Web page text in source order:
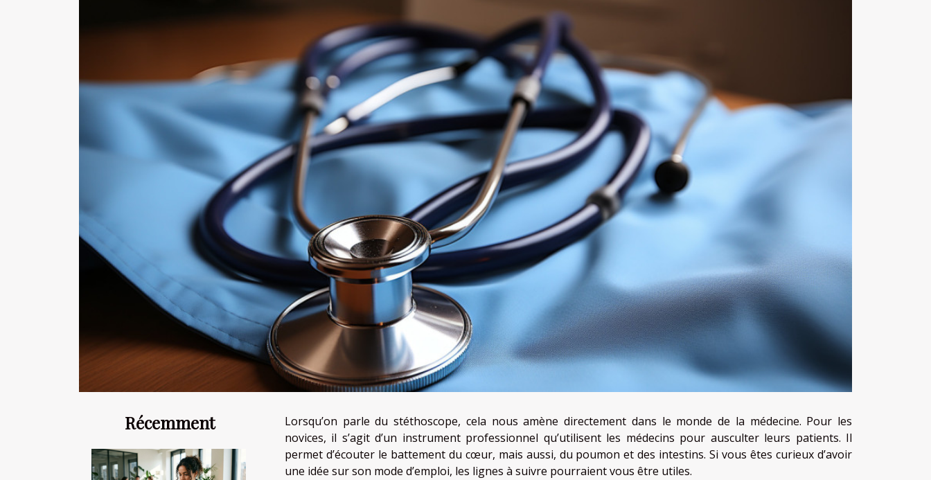
Récemment
Lorsqu’on parle du stéthoscope, cela nous amène directement dans le monde de la médecine. Pour les
novices, il s’agit d’un instrument professionnel qu’utilisent les médecins pour ausculter leurs patients. Il
permet d’écouter le battement du cœur, mais aussi, du poumon et des intestins. Si vous êtes curieux d’avoir
une idée sur son mode d’emploi, les lignes à suivre pourraient vous être utiles.